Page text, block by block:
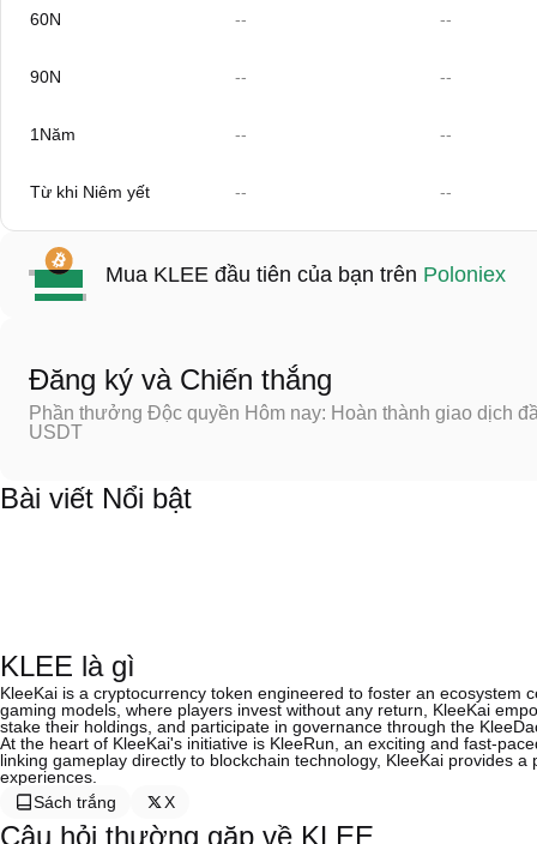
60N -- --
90N -- --
1Năm -- --
Từ khi Niêm yết -- --
Mua KLEE đầu tiên của bạn trên Poloniex
Đăng ký và Chiến thắng
Phần thưởng Độc quyền Hôm nay: Hoàn thành giao dịch
USDT
Bài viết Nổi bật
KLEE là gì
KleeKai is a cryptocurrency token engineered to foster an ecosystem
gaming models, where players invest without any return, KleeKai
stake their holdings, and participate in governance through the
At the heart of KleeKai's initiative is KleeRun, an exciting and fast-
linking gameplay directly to blockchain technology, KleeKai provides
experiences.
Sách trắng
X
Câu hỏi thường gặp về KLEE